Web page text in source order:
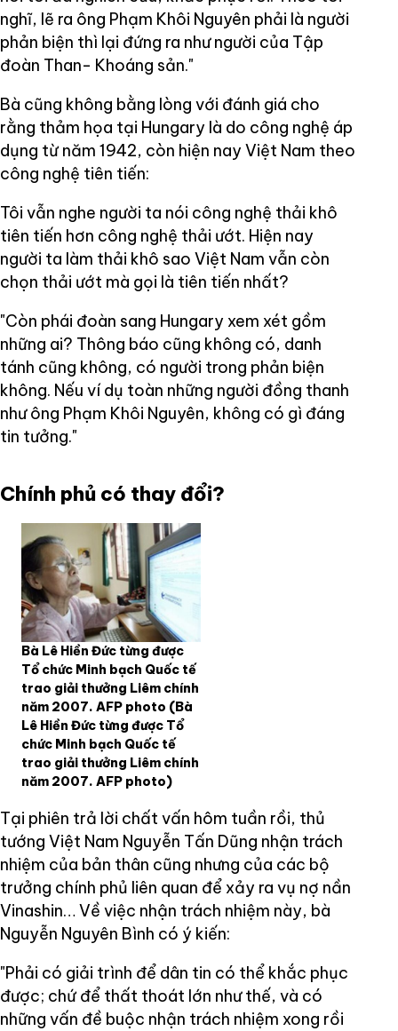
nghĩ, lẽ ra ông Phạm Khôi Nguyên phải là người
phản biện thì lại đứng ra như người của Tập
đoàn Than- Khoáng sản."
Bà cũng không bằng lòng với đánh giá cho
rằng thảm họa tại Hungary là do công nghệ áp
dụng từ năm 1942, còn hiện nay Việt Nam theo
công nghệ tiên tiến:
Tôi vẫn nghe người ta nói công nghệ thải khô
tiên tiến hơn công nghệ thải ướt. Hiện nay
người ta làm thải khô sao Việt Nam vẫn còn
chọn thải ướt mà gọi là tiên tiến nhất?
"Còn phái đoàn sang Hungary xem xét gồm
những ai? Thông báo cũng không có, danh
tánh cũng không, có người trong phản biện
không. Nếu ví dụ toàn những người đồng thanh
như ông Phạm Khôi Nguyên, không có gì đáng
tin tưởng."
Chính phủ có thay đổi?
Bà Lê Hiền Đức từng được
Tổ chức Minh bạch Quốc tế
trao giải thưởng Liêm chính
năm 2007. AFP photo (Bà
Lê Hiền Đức từng được Tổ
chức Minh bạch Quốc tế
trao giải thưởng Liêm chính
năm 2007. AFP photo)
Tại phiên trả lời chất vấn hôm tuần rồi, thủ
tướng Việt Nam Nguyễn Tấn Dũng nhận trách
nhiệm của bản thân cũng nhưng của các bộ
trưởng chính phủ liên quan để xảy ra vụ nợ nần
Vinashin… Về việc nhận trách nhiệm này, bà
Nguyễn Nguyên Bình có ý kiến:
"Phải có giải trình để dân tin có thể khắc phục
được; chứ để thất thoát lớn như thế, và có
những vấn đề buộc nhận trách nhiệm xong rồi